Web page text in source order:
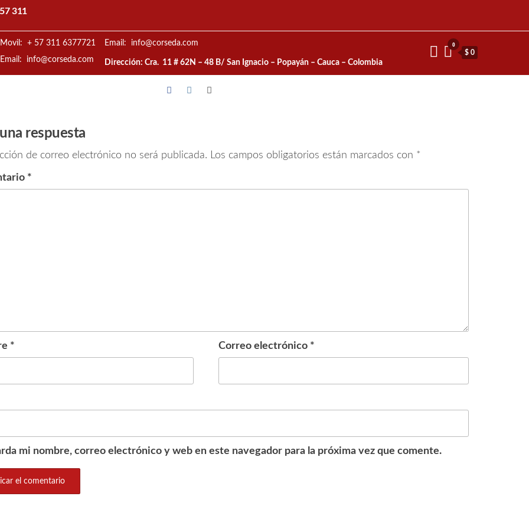
311
Movil: + 57 311 6377721
Email: info@corseda.com
Email: info@corseda.com
Dirección: Cra. 11 # 62N – 48 B/ San Ignacio – Popayán – Cauca – Colombia
0
$ 0
respuesta
de correo electrónico no será publicada. Los campos obligatorios están marcados con *
*
* Correo electrónico *
mi nombre, correo electrónico y web en este navegador para la próxima vez que comente.